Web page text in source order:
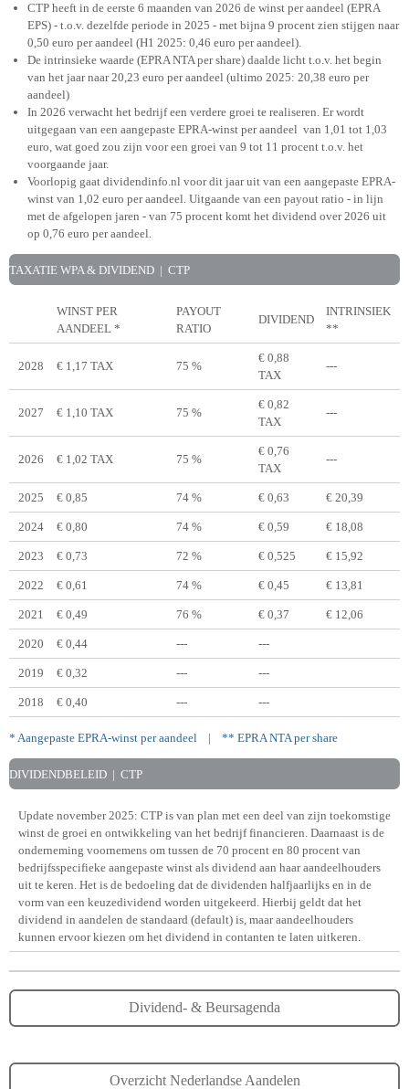
CTP heeft in de eerste 6 maanden van 2026 de winst per aandeel (EPRA
EPS) - t.o.v. dezelfde periode in 2025 - met bijna 9 procent zien stijgen naar
0,50 euro per aandeel (H1 2025: 0,46 euro per aandeel).
De intrinsieke waarde (EPRA NTA per share) daalde licht t.o.v. het begin
van het jaar naar 20,23 euro per aandeel (ultimo 2025: 20,38 euro per
aandeel)
In 2026 verwacht het bedrijf een verdere groei te realiseren. Er wordt
uitgegaan van een aangepaste EPRA-winst per aandeel van 1,01 tot 1,03
euro, wat goed zou zijn voor een groei van 9 tot 11 procent t.o.v. het
voorgaande jaar.
Voorlopig gaat dividendinfo.nl voor dit jaar uit van een aangepaste EPRA-
winst van 1,02 euro per aandeel. Uitgaande van een payout ratio - in lijn
met de afgelopen jaren - van 75 procent komt het dividend over 2026 uit
op 0,76 euro per aandeel.
TAXATIE WPA & DIVIDEND | CTP
WINST PER
AANDEEL *
PAYOUT
RATIO
DIVIDEND
INTRINSIEK
**
2028 € 1,17 TAX 75 %
€ 0,88
TAX
---
2027 € 1,10 TAX 75 %
€ 0,82
TAX
---
2026 € 1,02 TAX 75 %
€ 0,76
TAX
---
2025 € 0,85 74 % € 0,63 € 20,39
2024 € 0,80 74 % € 0,59 € 18,08
2023 € 0,73 72 % € 0,525 € 15,92
2022 € 0,61 74 % € 0,45 € 13,81
2021 € 0,49 76 % € 0,37 € 12,06
2020 € 0,44 --- ---
2019 € 0,32 --- ---
2018 € 0,40 --- ---
* Aangepaste EPRA-winst per aandeel | ** EPRA NTA per share
DIVIDENDBELEID | CTP
Update november 2025: CTP is van plan met een deel van zijn toekomstige
winst de groei en ontwikkeling van het bedrijf financieren. Daarnaast is de
onderneming voornemens om tussen de 70 procent en 80 procent van
bedrijfsspecifieke aangepaste winst als dividend aan haar aandeelhouders
uit te keren. Het is de bedoeling dat de dividenden halfjaarlijks en in de
vorm van een keuzedividend worden uitgekeerd. Hierbij geldt dat het
dividend in aandelen de standaard (default) is, maar aandeelhouders
kunnen ervoor kiezen om het dividend in contanten te laten uitkeren.
Dividend- & Beursagenda
Overzicht Nederlandse Aandelen